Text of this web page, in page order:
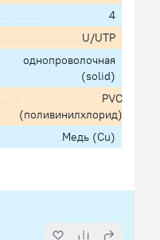
4
U/UTP
однопроволочная
(solid)
PVC
(поливинилхлорид)
Медь (Cu)